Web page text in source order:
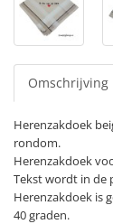
Omschrijving
Herenzakdoek
rondom.
Herenzakdoek
Tekst wordt in de
Herenzakdoek is
40 graden.